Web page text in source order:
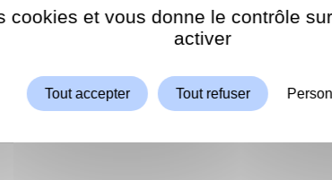
Autoriser
cookies et vous donne le contrôle
activer
Tout accepter Tout refuser